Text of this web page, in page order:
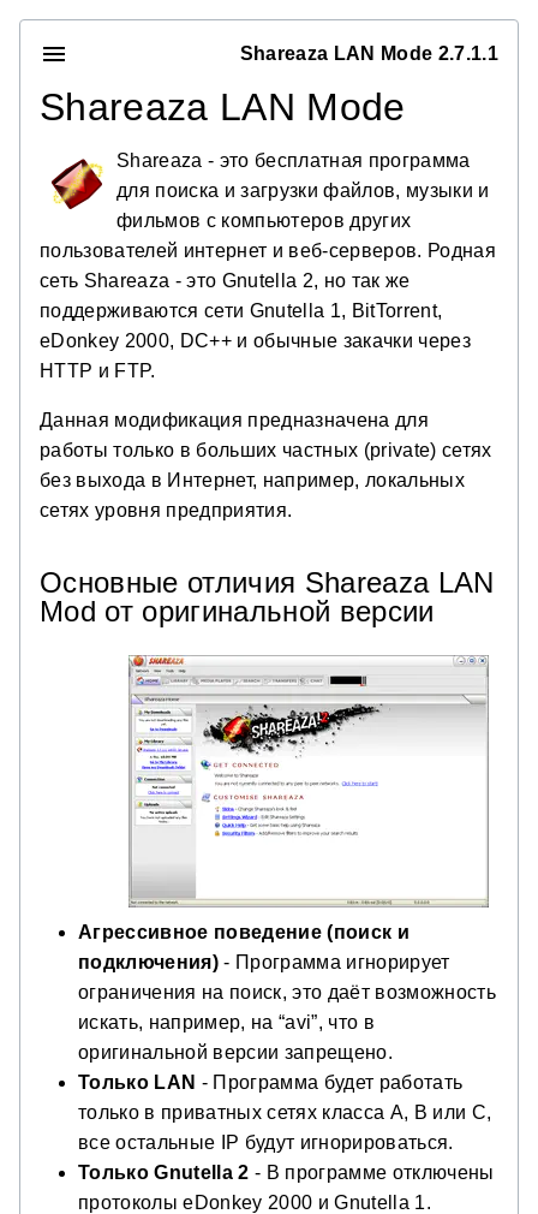
Shareaza LAN Mode 2.7.1.1
Shareaza LAN Mode
Shareaza - это бесплатная программа
для поиска и загрузки файлов, музыки и
фильмов с компьютеров других
пользователей интернет и веб-серверов. Родная
сеть Shareaza - это Gnutella 2, но так же
поддерживаются сети Gnutella 1, BitTorrent,
eDonkey 2000, DC++ и обычные закачки через
HTTP и FTP.
Данная модификация предназначена для
работы только в больших частных (private) сетях
без выхода в Интернет, например, локальных
сетях уровня предприятия.
Основные отличия Shareaza LAN
Mod от оригинальной версии
Агрессивное поведение (поиск и
подключения)- Программа игнорирует
ограничения на поиск, это даёт возможность
искать, например, на “avi”, что в
оригинальной версии запрещено.
Только LAN - Программа будет работать
только в приватных сетях класса A, B или C,
все остальные IP будут игнорироваться.
Только Gnutella 2 - В программе отключены
протоколы eDonkey 2000 и Gnutella 1.